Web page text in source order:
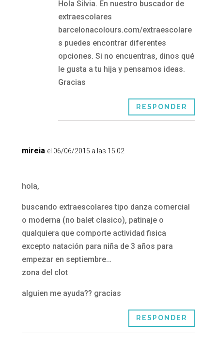
Hola Silvia. En nuestro buscador de
extraescolares
barcelonacolours.com/extraescolare
s puedes encontrar diferentes
opciones. Si no encuentras, dinos qué
le gusta a tu hija y pensamos ideas.
Gracias
RESPONDER
mireia el 06/06/2015 a las 15:02
hola,
buscando extraescolares tipo danza comercial
o moderna (no balet clasico), patinaje o
qualquiera que comporte actividad fisica
excepto natación para niña de 3 años para
empezar en septiembre…
zona del clot
alguien me ayuda?? gracias
RESPONDER